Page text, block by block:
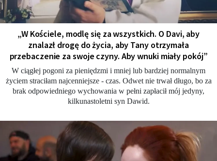
„W Kościele, modlę się za wszystkich. O Davi, aby
znalazł drogę do życia, aby Tany otrzymała
przebaczenie za swoje czyny. Aby wnuki miały pokój”
W ciągłej pogoni za pieniędzmi i mniej lub bardziej normalnym
życiem straciłam najcenniejsze - czas. Odwet nie trwał długo, bo za
brak odpowiedniego wychowania w pełni zapłacił mój jedyny,
kilkunastoletni syn Dawid.